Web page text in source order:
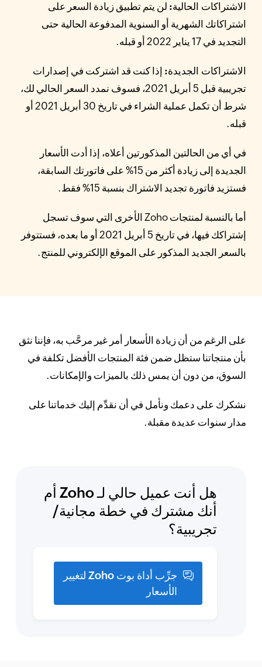
الاشتراكات الحالية: لن يتم تطبيق زيادة السعر على
اشتراكاتك الشهرية أو السنوية المدفوعة الحالية حتى
التجديد في 17 يناير 2022 أو قبله.
الاشتراكات الجديدة: إذا كنت قد اشتركت في إصدارات
تجريبية قبل 5 أبريل 2021، فسوف نمدد السعر الحالي لك،
شرط أن تكمل عملية الشراء في تاريخ 30 أبريل 2021 أو
قبله.
في أي من الحالتين المذكورتين أعلاه، إذا أدت الأسعار
الجديدة إلى زيادة أكثر من 15% على فاتورتك السابقة،
فستزيد فاتورة تجديد الاشتراك بنسبة 15% فقط.
أما بالنسبة لمنتجات Zoho الأخرى التي سوف تسجل
إشتراكك فيها، في تاريخ 5 أبريل 2021 أو ما بعده، فستتوفر
بالسعر الجديد المذكور على الموقع الإلكتروني للمنتج.
على الرغم من أن زيادة الأسعار أمر غير مرحَّب به، فإننا نثق
بأن منتجاتنا ستظل ضمن فئة المنتجات الأفضل تكلفة في
السوق، من دون أن يمس ذلك بالميزات والإمكانات.
نشكرك على دعمك ونأمل في أن نقدِّم إليك خدماتنا على
مدار سنوات عديدة مقبلة.
هل أنت عميل حالي لـ Zoho أم
أنك مشترك في خطة مجانية/
تجريبية؟
جرِّب أداة بوت Zoho لتغيير
الأسعار